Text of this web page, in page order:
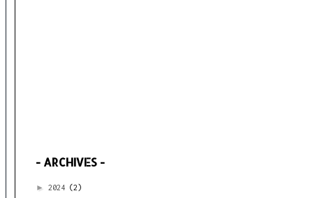
- ARCHIVES -
► 2024 (2)